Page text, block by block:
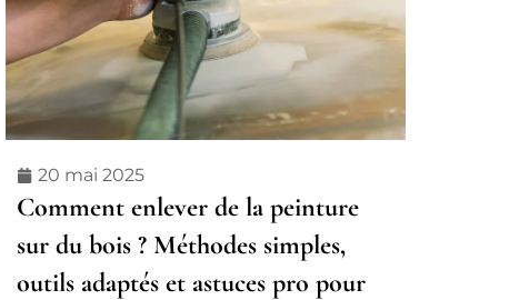
20 mai 2025
Comment enlever de la peinture
sur du bois ? Méthodes simples,
outils adaptés et astuces pro pour